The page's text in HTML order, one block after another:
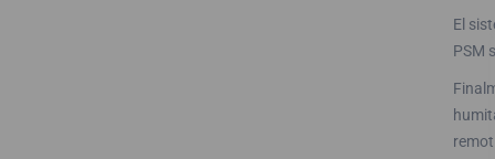
El
PSM